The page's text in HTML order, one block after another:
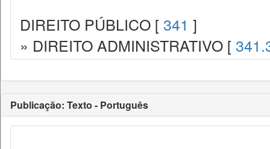
DIREITO PÚBLICO [ 341 ]
» DIREITO ADMINISTRATIVO [
Publicação: Texto - Português